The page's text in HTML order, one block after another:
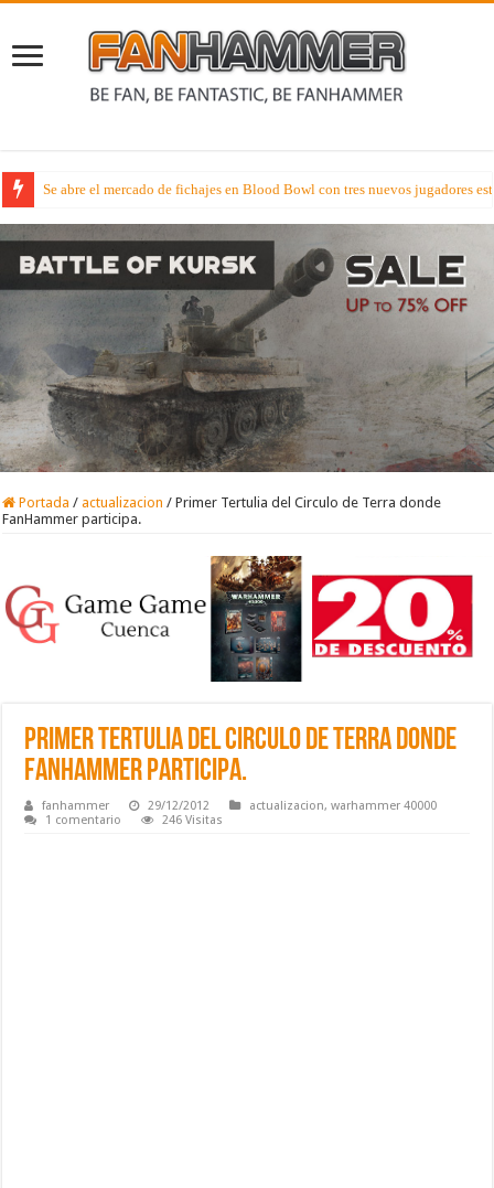
Avance Miniaturil – El mes de agosto de Badroll Games con sus
Portada / actualizacion / Primer Tertulia del Circulo de Terra donde
FanHammer participa.
Primer Tertulia del Circulo de Terra donde
FanHammer participa.
fanhammer 29/12/2012 actualizacion,warhammer 40000
1 comentario
246 Visitas